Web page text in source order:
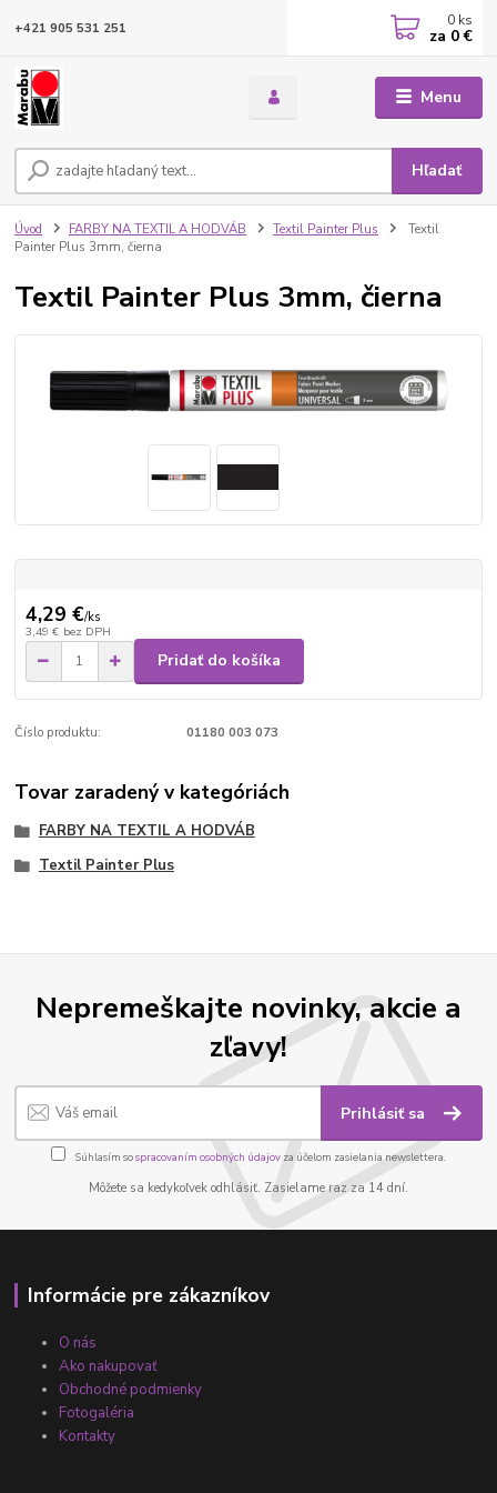
Menu
Hľadať
+421 905 531 251 0 ks
za 0 €
Úvod FARBY NA TEXTIL A HODVÁB Textil Painter Plus
Textil
Painter Plus 3mm, čierna
Textil Painter Plus 3mm, čierna
4,29 €/ks
3,49 € bez DPH
Pridať do košíka
Číslo produktu: 01180 003 073
Tovar zaradený v kategóriách
FARBY NA TEXTIL A HODVÁB
Textil Painter Plus
Nepremeškajte novinky, akcie a
zľavy!
Prihlásiť sa
Súhlasím sospracovaním osobných údajov za účelom zasielania newslettera.
Môžete sa kedykoľvek odhlásiť. Zasielame raz za 14 dní.
Informácie pre zákazníkov
O nás
Ako nakupovať
Obchodné podmienky
Fotogaléria
Kontakty